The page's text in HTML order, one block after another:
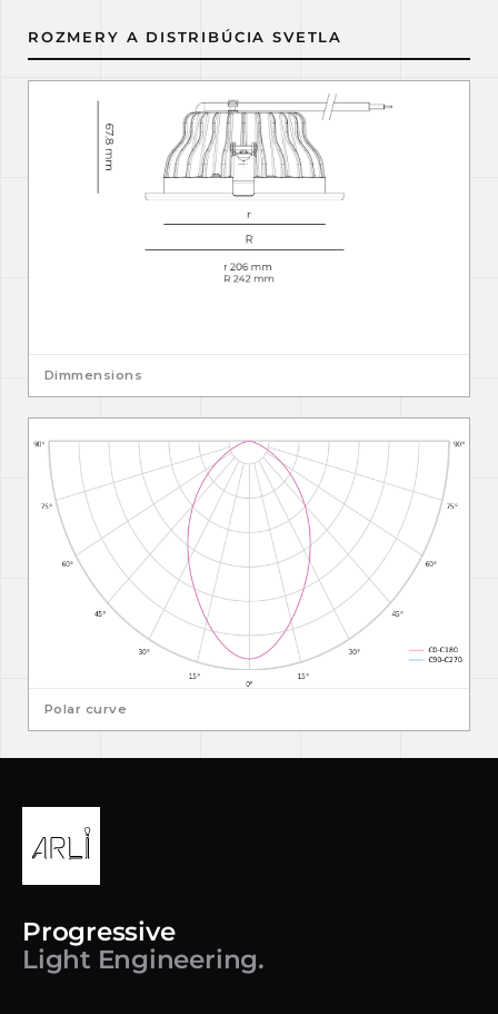
ROZMERY A DISTRIBÚCIA SVETLA
Dimmensions
Polar curve
Progressive
Light Engineering.